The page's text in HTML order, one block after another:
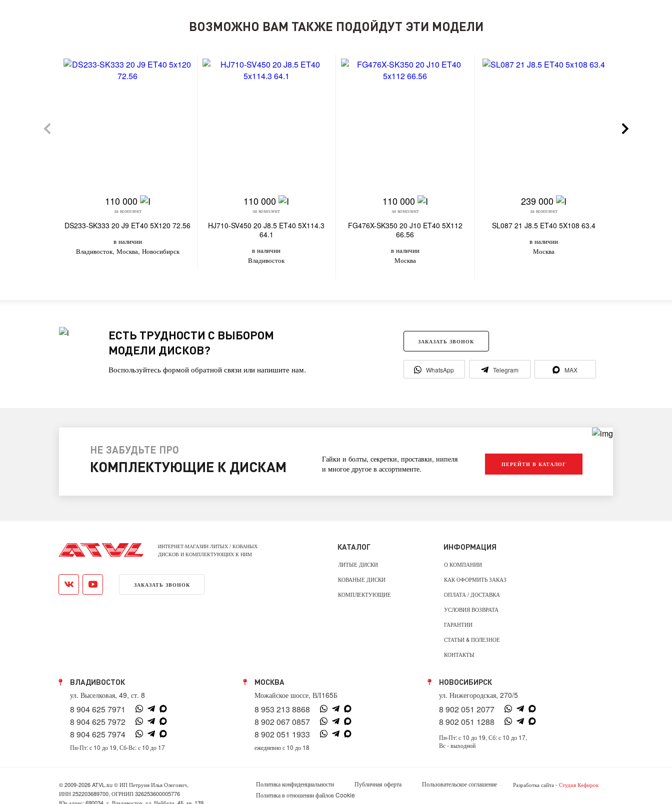
ВОЗМОЖНО ВАМ ТАКЖЕ ПОДОЙДУТ ЭТИ МОДЕЛИ
110 000
за комплект
DS233-SK333 20 J9 ET40 5X120 72.56
в наличии
Владивосток, Москва, Новосибирск
110 000
за комплект
HJ710-SV450 20 J8.5 ET40 5X114.3
64.1
в наличии
Владивосток
110 000
за комплект
FG476X-SK350 20 J10 ET40 5X112
66.56
в наличии
Москва
239 000
за комплект
SL087 21 J8.5 ET40 5X108 63.4
в наличии
Москва
ЕСТЬ ТРУДНОСТИ С ВЫБОРОМ
МОДЕЛИ ДИСКОВ?
Воспользуйтесь формой обратной связи или напишите нам.
ЗАКАЗАТЬ ЗВОНОК
WhatsApp Telegram MAX
НЕ ЗАБУДЬТЕ ПРО
КОМПЛЕКТУЮЩИЕ К ДИСКАМ
Гайки и болты, секретки, проставки, нипеля
и многое другое в ассортименте.
ПЕРЕЙТИ В КАТАЛОГ
ИНТЕРНЕТ-МАГАЗИН ЛИТЫХ / КОВАНЫХ
ДИСКОВ И КОМПЛЕКТУЮЩИХ К НИМ
ЗАКАЗАТЬ ЗВОНОК
КАТАЛОГ
ЛИТЫЕ ДИСКИ
КОВАНЫЕ ДИСКИ
КОМПЛЕКТУЮЩИЕ
ИНФОРМАЦИЯ
О КОМПАНИИ
КАК ОФОРМИТЬ ЗАКАЗ
ОПЛАТА / ДОСТАВКА
УСЛОВИЯ ВОЗВРАТА
ГАРАНТИИ
СТАТЬИ & ПОЛЕЗНОЕ
КОНТАКТЫ
ВЛАДИВОСТОК
ул. Выселковая, 49, ст. 8
8 904 625 7971
8 904 625 7972
8 904 625 7974
Пн-Пт: с 10 до 19, Сб-Вс: с 10 до 17
МОСКВА
Можайское шоссе, ВЛ165Б
8 953 213 8868
8 902 067 0857
8 902 051 1933
ежедневно с 10 до 18
НОВОСИБИРСК
ул. Нижегородская, 270/5
8 902 051 2077
8 902 051 1288
Пн-Пт: с 10 до 19, Сб: с 10 до 17,
Вс - выходной
© 2009-2026 ATVL.su © ИП Петруня Илья Олегович,
ИНН 252203689700, ОГРНИП 326253600005776
Юр.адрес: 690034, г. Владивосток, ул. Нейбута, 4Б, кв. 139
Политика конфиденциальности Публичная оферта
Пользовательское соглашение
Политика в отношении файлов Cookie
Разработка сайта - Студия Кефирок